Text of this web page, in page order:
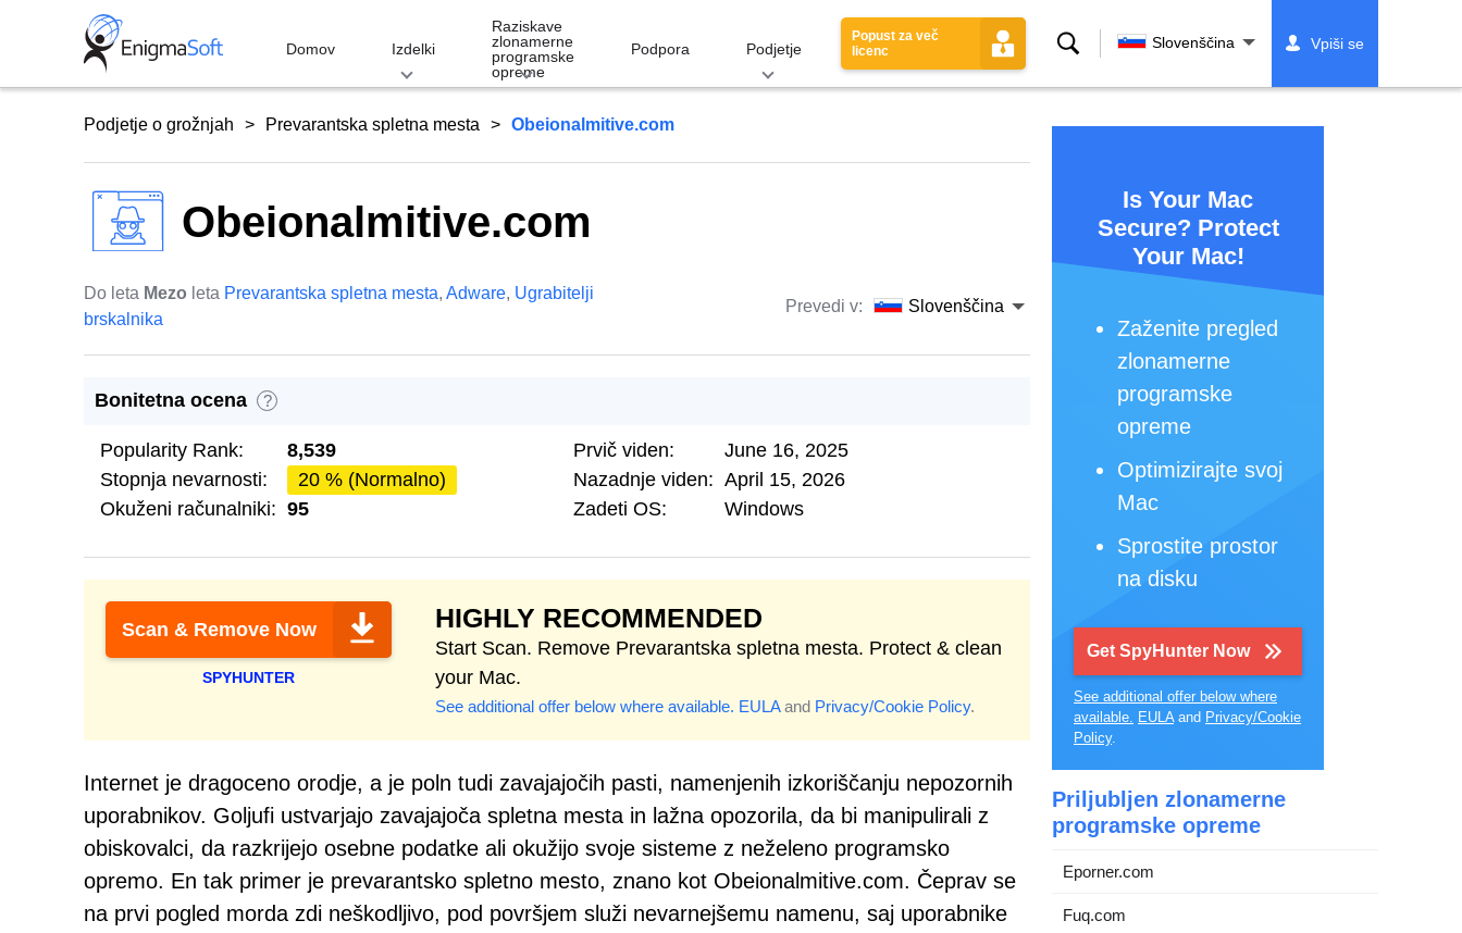
Domov Izdelki
Raziskave
zlonamerne
programske
opreme
Podpora Podjetje
Popust za več
licenc
Iskanje Slovenščina Vpiši se
Podjetje o grožnjah Prevarantska spletna mesta Obeionalmitive.com
Obeionalmitive.com
Do leta Mezo leta Prevarantska spletna mesta, Adware, Ugrabitelji
brskalnika
Prevedi v: Slovenščina
Bonitetna ocena ?
Popularity Rank:
8,539
Stopnja nevarnosti:
20 % (Normalno)
Okuženi računalniki: 95
Prvič viden:
June 16, 2025
Nazadnje viden: April 15, 2026
Zadeti OS:
Windows
Scan & Remove Now
SPYHUNTER
HIGHLY RECOMMENDED
Start Scan. Remove Prevarantska spletna mesta. Protect & clean
your Mac.
See additional offer below where available. EULAand Privacy/Cookie Policy.
Internet je dragoceno orodje, a je poln tudi zavajajočih pasti, namenjenih izkoriščanju nepozornih
uporabnikov. Goljufi ustvarjajo zavajajoča spletna mesta in lažna opozorila, da bi manipulirali z
obiskovalci, da razkrijejo osebne podatke ali okužijo svoje sisteme z neželeno programsko
opremo. En tak primer je prevarantsko spletno mesto, znano kot Obeionalmitive.com. Čeprav se
na prvi pogled morda zdi neškodljivo, pod površjem služi nevarnejšemu namenu, saj uporabnike
Is Your Mac
Secure? Protect
Your Mac!
Zaženite pregled
zlonamerne
programske
opreme
Optimizirajte svoj
Mac
Sprostite prostor
na disku
Get SpyHunter Now
See additional offer below where
available. EULAand Privacy/Cookie
Policy.
Priljubljen zlonamerne
programske opreme
Eporner.com
Fuq.com